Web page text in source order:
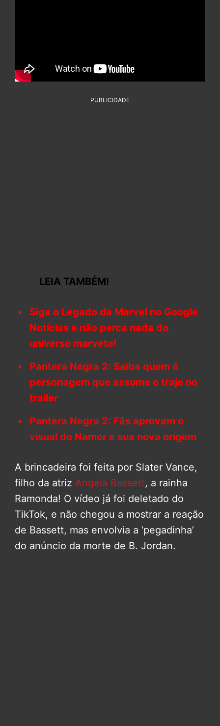
PUBLICIDADE
LEIA TAMBÉM!
Siga o Legado da Marvel no Google
Notícias e não perca nada do
universo marvete!
Pantera Negra 2: Saiba quem é
personagem que assume o traje no
trailer
Pantera Negra 2: Fãs aprovam o
visual do Namor e sua nova origem
A brincadeira foi feita por Slater Vance,
filho da atriz Angela Bassett, a rainha
Ramonda! O vídeo já foi deletado do
TikTok, e não chegou a mostrar a reação
de Bassett, mas envolvia a ‘pegadinha’
do anúncio da morte de B. Jordan.